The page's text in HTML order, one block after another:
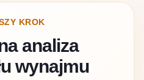
KROK
analiza
wynajmu